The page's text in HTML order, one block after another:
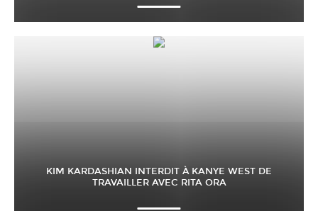
KIM KARDASHIAN INTERDIT À KANYE WEST DE
TRAVAILLER AVEC RITA ORA